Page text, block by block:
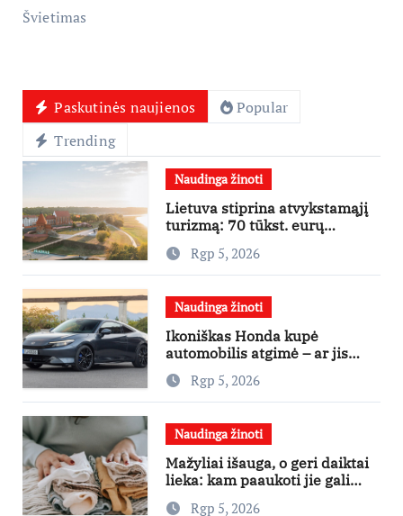
Švietimas
Paskutinės naujienos
Popular
Trending
Naudinga žinoti
Lietuva stiprina atvykstamąjį
turizmą: 70 tūkst. eurų
investicijų užsienio turistams
pritraukti
Rgp 5, 2026
Naudinga žinoti
Ikoniškas Honda kupė
automobilis atgimė – ar jis
pateisins pirkėjų lūkesčius?
Rgp 5, 2026
Naudinga žinoti
Mažyliai išauga, o geri daiktai
lieka: kam paaukoti jie gali
būti aukso vertės?
Rgp 5, 2026